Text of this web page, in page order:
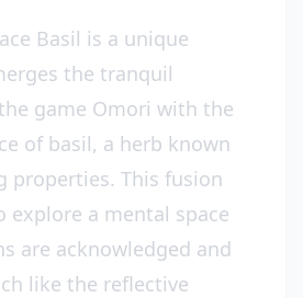
Basil is a unique
the tranquil
game Omori with the
of basil, a herb known
properties. This fusion
explore a mental space
are acknowledged and
like the reflective